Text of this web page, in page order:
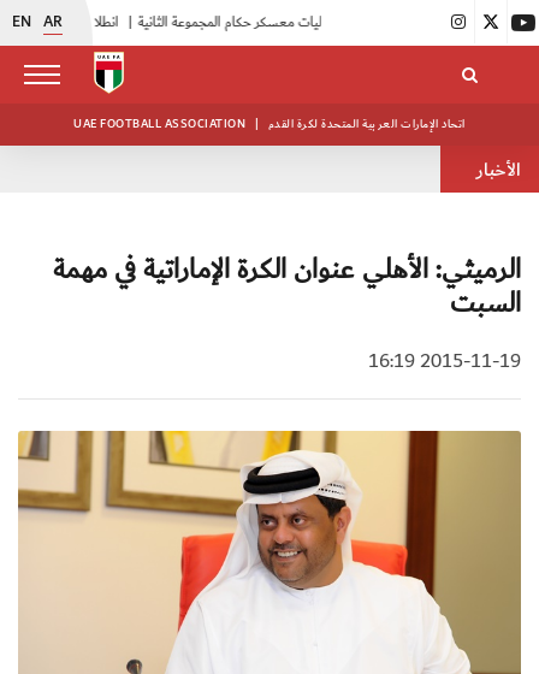
EN AR |
UAE FOOTBALL ASSOCIATION | اتحاد الإمارات العربية المتحدة لكرة القدم
الأخبار
الرميثي: الأهلي عنوان الكرة الإماراتية في مهمة
السبت
2015-11-19 16:19